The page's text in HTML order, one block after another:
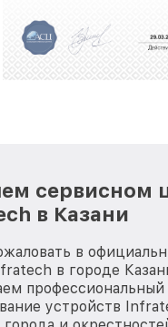
отзывы и обрели
Мы постоянно
сервисном
в Казани
в
в городе
устройств